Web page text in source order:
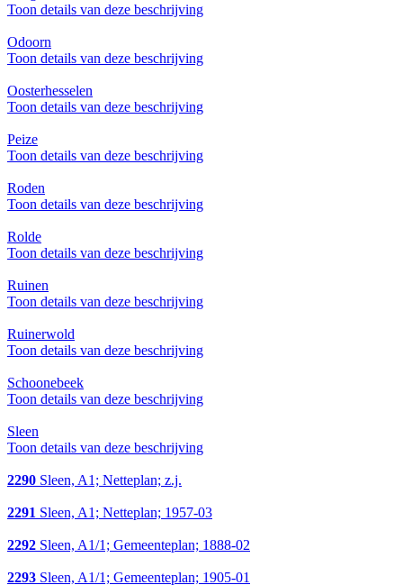
Toon details van deze beschrijving
Odoorn
Toon details van deze beschrijving
Oosterhesselen
Toon details van deze beschrijving
Peize
Toon details van deze beschrijving
Roden
Toon details van deze beschrijving
Rolde
Toon details van deze beschrijving
Ruinen
Toon details van deze beschrijving
Ruinerwold
Toon details van deze beschrijving
Schoonebeek
Toon details van deze beschrijving
Sleen
Toon details van deze beschrijving
2290 Sleen, A1; Netteplan; z.j.
2291 Sleen, A1; Netteplan; 1957-03
2292 Sleen, A1/1; Gemeenteplan; 1888-02
2293 Sleen, A1/1; Gemeenteplan; 1905-01